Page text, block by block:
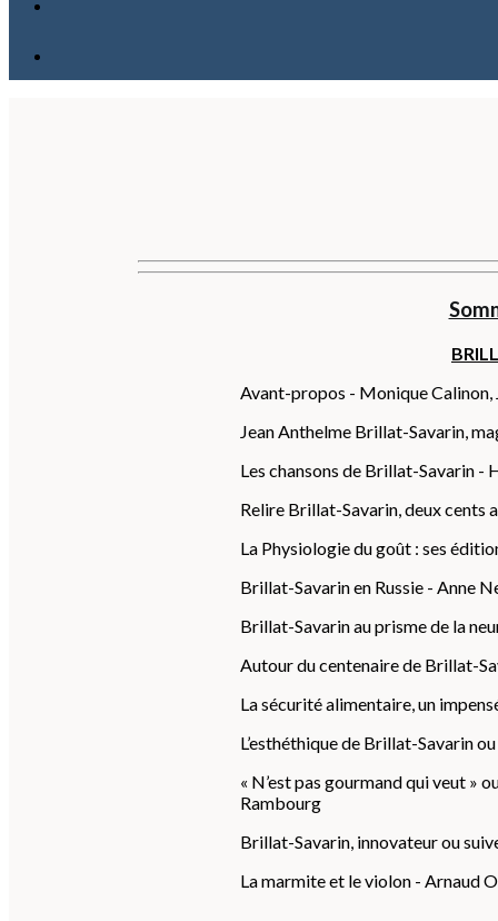
Avant-propos - Monique Calinon,
Jean Anthelme Brillat-Savarin,
Les chansons de Brillat-Savarin -
Relire Brillat-Savarin, deux cents
La Physiologie du goût : ses
Brillat-Savarin en Russie - Anne
Brillat-Savarin au prisme de la
Autour du centenaire de Brillat-
La sécurité alimentaire, un
L’esthéthique de Brillat-Savarin
« N’est pas gourmand qui veut »
Rambourg
Brillat-Savarin, innovateur ou
La marmite et le violon - Arnaud